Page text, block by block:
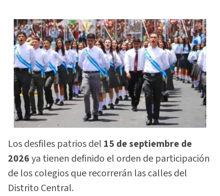
Los desfiles patrios del 15 de septiembre de
2026ya tienen definido el orden de participación
de los colegios que recorrerán las calles del
Distrito Central.